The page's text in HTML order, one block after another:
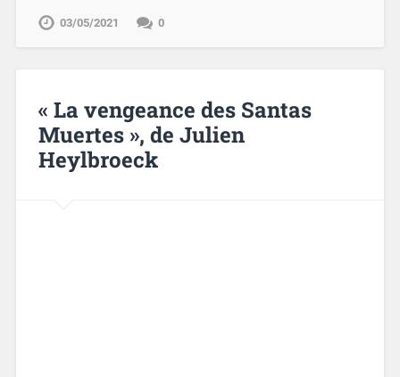
03/05/2021 0
« La vengeance des Santas
Muertes », de Julien
Heylbroeck